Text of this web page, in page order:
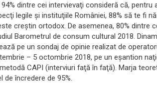
dintre cei intervievaţi consideră că,
legile şi instituţiile României, 88% să te fi
creştin ortodox. De asemenea, 80% dintre
Barometrul de consum cultural 2018.
pe un sondaj de opinie realizat de
– 5 octombrie 2018, pe un eşantion
CAPI (interviuri faţă în faţă). Marja
de încredere de 95%.